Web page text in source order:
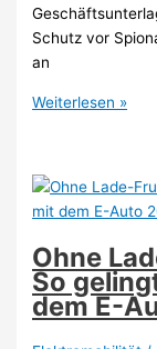
Schutz vor
an
Spionage-
Autowerkstätten
2026:
So
bleiben
und
Kundendaten
sicher
Weiterlesen »
Ohne
So
dem E-